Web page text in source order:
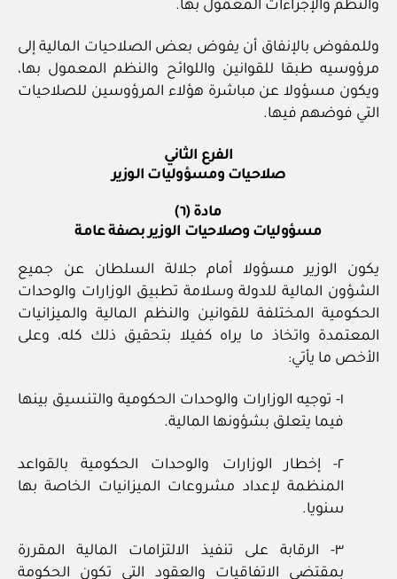
والنظم والإجراءات المعمول بها.
وللمفوض بالإنفاق أن يفوض بعض الصلاحيات المالية إلى
مرؤوسيه طبقا للقوانين واللوائح والنظم المعمول بها،
ويكون مسؤولا عن مباشرة هؤلاء المرؤوسين للصلاحيات
التي فوضهم فيها.
الفرع الثاني
صلاحيات ومسؤوليات الوزير
مادة (٦)
مسؤوليات وصلاحيات الوزير بصفة عامة
يكون الوزير مسؤولا أمام جلالة السلطان عن جميع
الشؤون المالية للدولة وسلامة تطبيق الوزارات والوحدات
الحكومية المختلفة للقوانين والنظم المالية والميزانيات
المعتمدة واتخاذ ما يراه كفيلا بتحقيق ذلك كله، وعلى
الأخص ما يأتي:
١- توجيه الوزارات والوحدات الحكومية والتنسيق بينها
فيما يتعلق بشؤونها المالية.
٢- إخطار الوزارات والوحدات الحكومية بالقواعد
المنظمة لإعداد مشروعات الميزانيات الخاصة بها
سنويا.
٣- الرقابة على تنفيذ الالتزامات المالية المقررة
بمقتضى الاتفاقيات والعقود التي تكون الحكومة